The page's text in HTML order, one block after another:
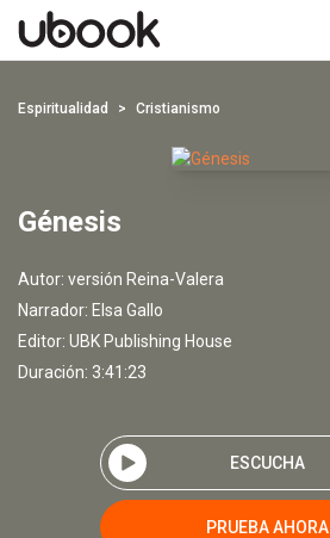
Espiritualidad Cristianismo
Génesis
Autor: versión Reina-Valera
Narrador: Elsa Gallo
Editor: UBK Publishing House
Duración: 3:41:23
ESCUCHA
PRUEBA AHORA